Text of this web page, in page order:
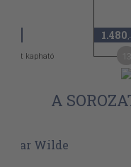
pont kapható
1.480
A